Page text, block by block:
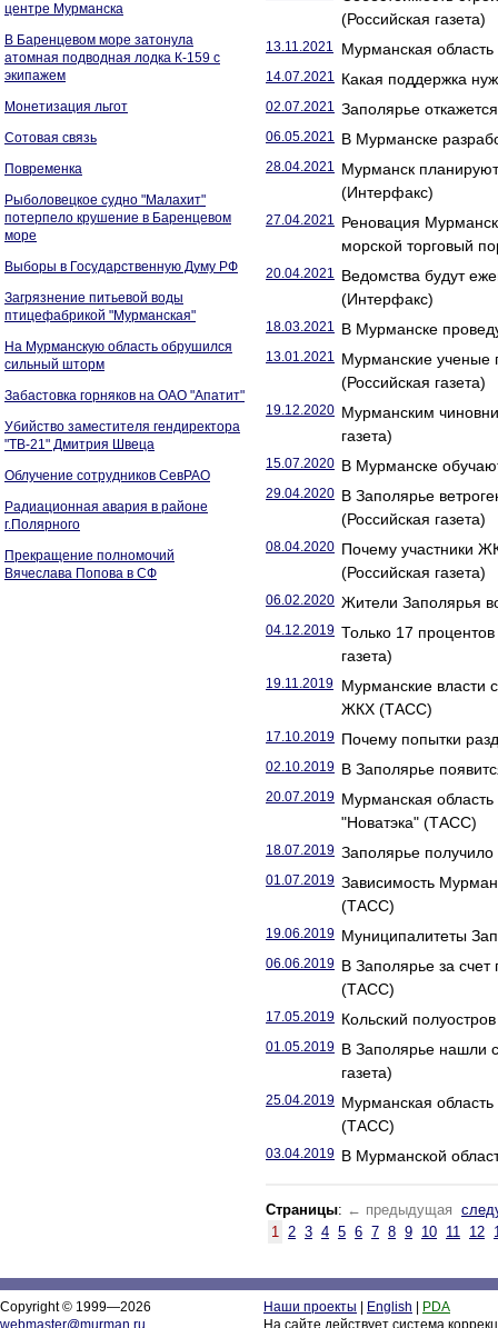
центре Мурманска
В Баренцевом море затонула
атомная подводная лодка К-159 с
экипажем
Монетизация льгот
Сотовая связь
Повременка
Рыболовецкое судно "Малахит"
потерпело крушение в Баренцевом
море
Выборы в Государственную Думу РФ
Загрязнение питьевой воды
птицефабрикой "Мурманская"
На Мурманскую область обрушился
сильный шторм
Забастовка горняков на ОАО "Апатит"
Убийство заместителя гендиректора
"ТВ-21" Дмитрия Швеца
Облучение сотрудников СевРАО
Радиационная авария в районе
г.Полярного
Прекращение полномочий
Вячеслава Попова в СФ
(Российская газета)
13.11.2021 Мурманская
14.07.2021 Какая поддержка
02.07.2021 Заполярье
06.05.2021 В Мурманске
28.04.2021 Мурманск
(Интерфакс)
27.04.2021 Реновация
морской торговый
20.04.2021 Ведомства будут
(Интерфакс)
18.03.2021 В Мурманске
13.01.2021 Мурманские ученые
(Российская газета)
19.12.2020 Мурманским
газета)
15.07.2020 В Мурманске
29.04.2020 В Заполярье
(Российская газета)
08.04.2020 Почему участники
(Российская газета)
06.02.2020 Жители Заполярья
04.12.2019 Только 17
газета)
19.11.2019 Мурманские власти
ЖКХ (ТАСС)
17.10.2019 Почему попытки
02.10.2019 В Заполярье
20.07.2019 Мурманская область
"Новатэка" (ТАСС)
18.07.2019 Заполярье
01.07.2019 Зависимость
(ТАСС)
19.06.2019 Муниципалитеты
06.06.2019 В Заполярье за
(ТАСС)
17.05.2019 Кольский
01.05.2019 В Заполярье нашли
газета)
25.04.2019 Мурманская
(ТАСС)
03.04.2019 В Мурманской
Страницы: ← предыдущая
1 2 3 4 5 6 7 8 9 10 11 12
Copyright © 1999—2026
webmaster@murman.ru
Наши проекты English
PDA
На сайте действует система